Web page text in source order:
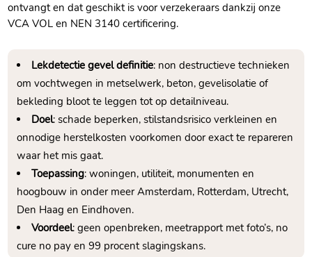
ontvangt en dat geschikt is voor verzekeraars dankzij onze
VCA VOL en NEN 3140 certificering.​
Lekdetectie gevel definitie: non destructieve technieken
om vochtwegen in metselwerk, beton, gevelisolatie of
bekleding bloot te leggen tot op detailniveau.​
Doel: schade beperken, stilstandsrisico verkleinen en
onnodige herstelkosten voorkomen door exact te repareren
waar het mis gaat.​
Toepassing: woningen, utiliteit, monumenten en
hoogbouw in onder meer Amsterdam, Rotterdam, Utrecht,
Den Haag en Eindhoven.​
Voordeel: geen openbreken, meetrapport met foto’s, no
cure no pay en 99 procent slagingskans.​